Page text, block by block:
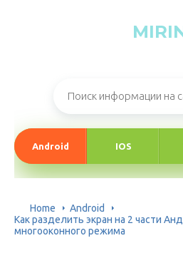
Android IOS
Home
Android
Как разделить экран на 2 части
многооконного режима